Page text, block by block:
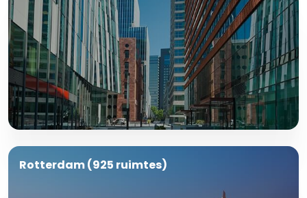
Rotterdam (925 ruimtes)